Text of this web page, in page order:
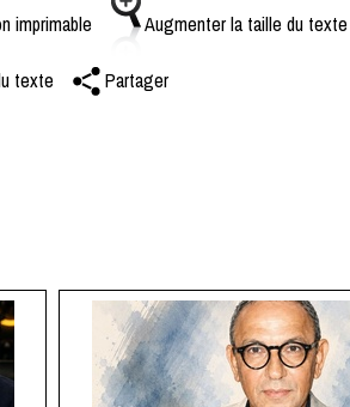
imprimable Augmenter la taille du texte
texte Partager